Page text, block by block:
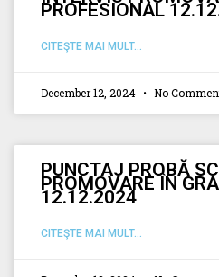
PROFESIONAL
CITEŞTE MAI MULT...
December 12, 2024 No
PUNCTAJ PROBĂ
PROMOVARE ÎN
12.12.2024
CITEŞTE MAI MULT...